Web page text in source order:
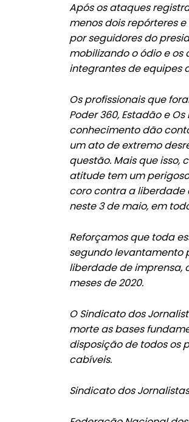
Após os ataques
menos dois repórteres
por seguidores do
mobilizando o ódio e
integrantes de equipes
Os profissionais que
Poder 360, Estadão e
conhecimento dão
um ato de extremo
questão. Mais que isso,
atitude tem um
coro contra a liberdade
neste 3 de maio, em
Reforçamos que toda
segundo levantamento
liberdade de imprensa,
meses de 2020.
O Sindicato dos
morte as bases
disposição de todos os
cabíveis.
Sindicato dos